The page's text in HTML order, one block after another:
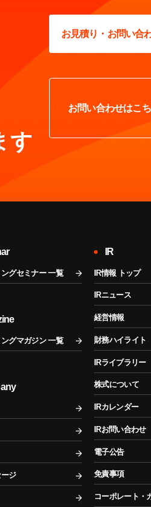
お見積り・お問い合
お問い合わせはこ
グセミナー 一覧
グマガジン 一覧
ジ
IR
IR情報 トップ
IRニュース
経営情報
財務ハイライト
IRライブラリー
株式について
IRカレンダー
IRお問い合わせ
電子公告
免責事項
コーポレート・